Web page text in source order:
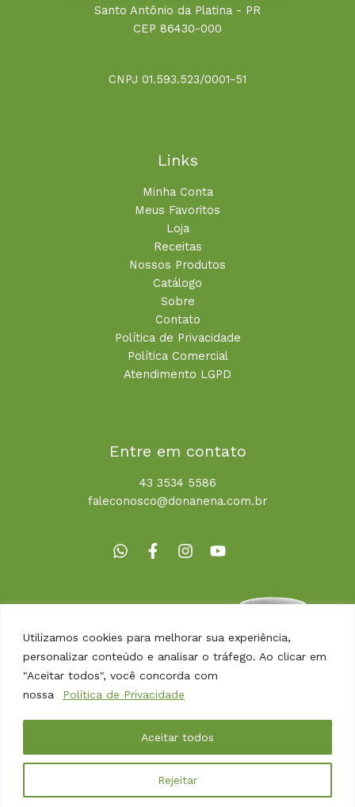
Utilizamos cookies para melhorar sua experiência,
personalizar conteúdo e analisar o tráfego. Ao clicar em
"Aceitar todos", você concorda com
nossa
Política de Privacidade
Rejeitar
Aceitar todos
Santo Antônio da Platina - PR
CEP 86430-000
CNPJ 01.593.523/0001-51
Links
Minha Conta
Meus Favoritos
Loja
Receitas
Nossos Produtos
Catálogo
Sobre
Contato
Política de Privacidade
Política Comercial
Atendimento LGPD
Entre em contato
43 3534 5586
faleconosco@donanena.com.br
Copyright © 2026 | Dona Nena Alimentos
Desenvolvido por Agência Arbor